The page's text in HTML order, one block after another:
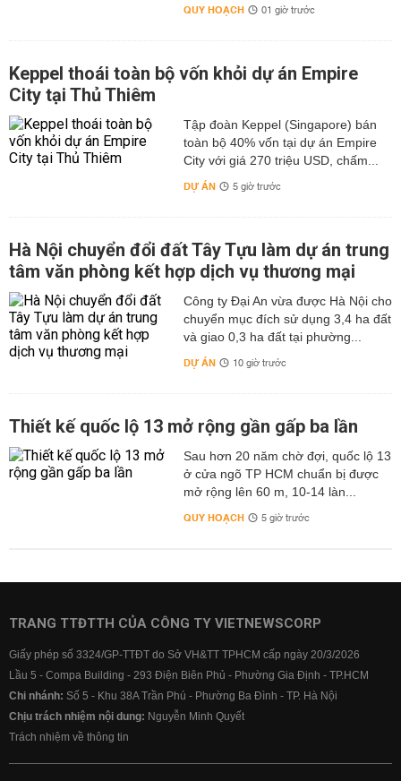
QUY HOẠCH 01 giờ trước
Keppel thoái toàn bộ vốn khỏi dự án Empire
City tại Thủ Thiêm
Tập đoàn Keppel (Singapore) bán
toàn bộ 40% vốn tại dự án Empire
City với giá 270 triệu USD, chấm...
DỰ ÁN 5 giờ trước
Hà Nội chuyển đổi đất Tây Tựu làm dự án trung
tâm văn phòng kết hợp dịch vụ thương mại
Công ty Đại An vừa được Hà Nội cho
chuyển mục đích sử dụng 3,4 ha đất
và giao 0,3 ha đất tại phường...
DỰ ÁN 10 giờ trước
Thiết kế quốc lộ 13 mở rộng gần gấp ba lần
Sau hơn 20 năm chờ đợi, quốc lộ 13
ở cửa ngõ TP HCM chuẩn bị được
mở rộng lên 60 m, 10-14 làn...
QUY HOẠCH 5 giờ trước
TRANG TTĐTTH CỦA CÔNG TY VIETNEWSCORP
Giấy phép số 3324/GP-TTĐT do Sở VH&TT TPHCM cấp ngày 20/3/2026
Lầu 5 - Compa Building - 293 Điện Biên Phủ - Phường Gia Định - TP.HCM
Chi nhánh: Số 5 - Khu 38A Trần Phú - Phường Ba Đình - TP. Hà Nội
Chịu trách nhiệm nội dung: Nguyễn Minh Quyết
Trách nhiệm về thông tin